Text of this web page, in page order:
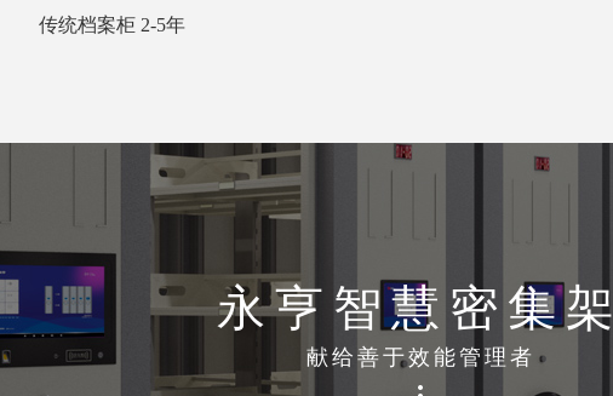
传统档案柜 2-5年
永亨智慧密集架
献给善于效能管理者